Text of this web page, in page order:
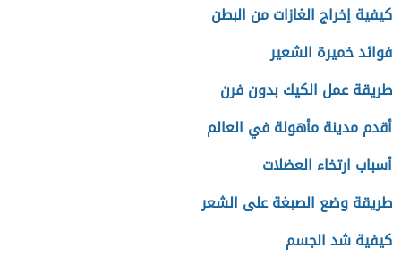
كيفية إخراج الغازات من البطن
فوائد خميرة الشعير
طريقة عمل الكيك بدون فرن
أقدم مدينة مأهولة في العالم
أسباب ارتخاء العضلات
طريقة وضع الصبغة على الشعر
كيفية شد الجسم